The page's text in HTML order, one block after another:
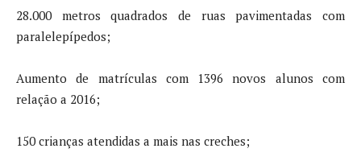
28.000 metros quadrados de ruas pavimentadas com
paralelepípedos;
Aumento de matrículas com 1396 novos alunos com
relação a 2016;
150 crianças atendidas a mais nas creches;